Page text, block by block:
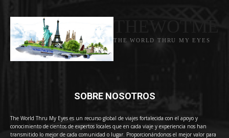
THE WORLD THRU MY EYES
SOBRE NOSOTROS
The World Thru My Eyes es un recurso global de viajes fortalecida con el apoyo y
conocimiento de cientos de expertos locales que en cada viaje y experiencia nos han
transmitido lo mejor de cada comunidad o lugar. Proporcionándonos el mejor valor para